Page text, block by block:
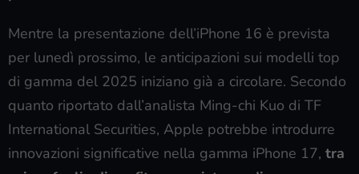
Mentre la presentazione dell’iPhone 16 è prevista
per lunedì prossimo, le anticipazioni sui modelli top
di gamma del 2025 iniziano già a circolare. Secondo
quanto riportato dall’analista Ming-chi Kuo di TF
International Securities, Apple potrebbe introdurre
innovazioni significative nella gamma iPhone 17, tra